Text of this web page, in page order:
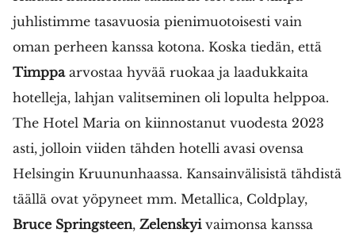
juhlistimme tasavuosia pienimuotoisesti vain
oman perheen kanssa kotona. Koska tiedän, että
Timppa arvostaa hyvää ruokaa ja laadukkaita
hotelleja, lahjan valitseminen oli lopulta helppoa.
The Hotel Maria on kiinnostanut vuodesta 2023
asti, jolloin viiden tähden hotelli avasi ovensa
Helsingin Kruununhaassa. Kansainvälisistä tähdistä
täällä ovat yöpyneet mm. Metallica, Coldplay,
Bruce Springsteen, Zelenskyivaimonsa kanssa